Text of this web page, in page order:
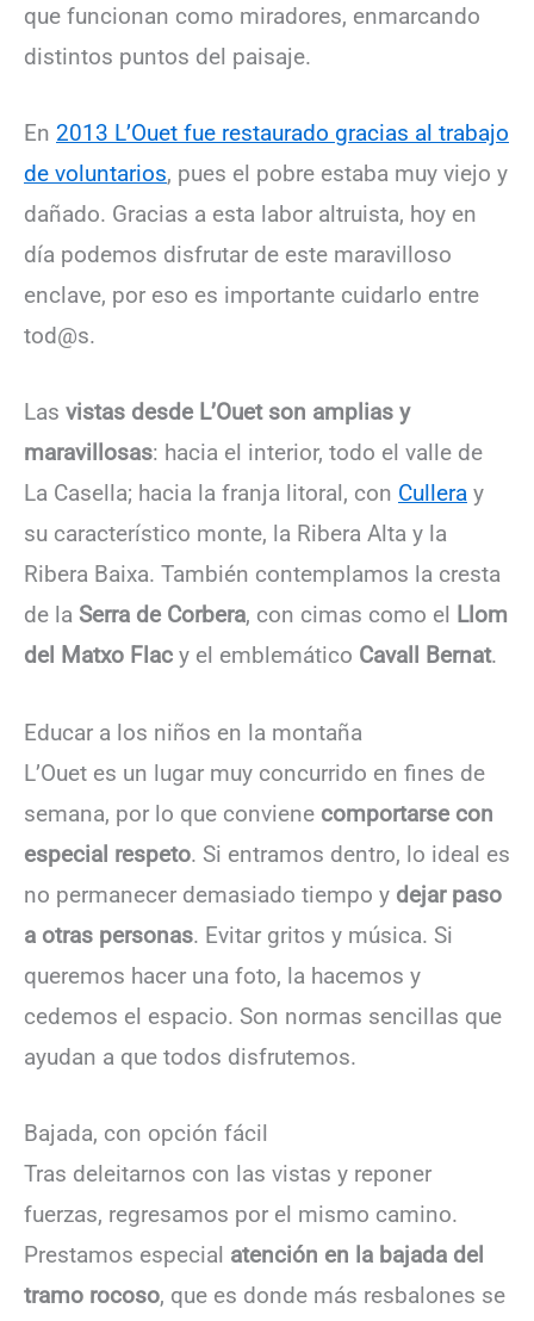
que funcionan como miradores, enmarcando
distintos puntos del paisaje.
En 2013 L’Ouet fue restaurado gracias al trabajo
de voluntarios, pues el pobre estaba muy viejo y
dañado. Gracias a esta labor altruista, hoy en
día podemos disfrutar de este maravilloso
enclave, por eso es importante cuidarlo entre
tod@s.
Las vistas desde L’Ouet son amplias y
maravillosas: hacia el interior, todo el valle de
La Casella; hacia la franja litoral, con Cullera y
su característico monte, la Ribera Alta y la
Ribera Baixa. También contemplamos la cresta
de la Serra de Corbera, con cimas como el Llom
del Matxo Flac y el emblemático Cavall Bernat.
Educar a los niños en la montaña
L’Ouet es un lugar muy concurrido en fines de
semana, por lo que conviene comportarse con
especial respeto. Si entramos dentro, lo ideal es
no permanecer demasiado tiempo y dejar paso
a otras personas. Evitar gritos y música. Si
queremos hacer una foto, la hacemos y
cedemos el espacio. Son normas sencillas que
ayudan a que todos disfrutemos.
Bajada, con opción fácil
Tras deleitarnos con las vistas y reponer
fuerzas, regresamos por el mismo camino.
Prestamos especial atención en la bajada del
tramo rocoso, que es donde más resbalones se